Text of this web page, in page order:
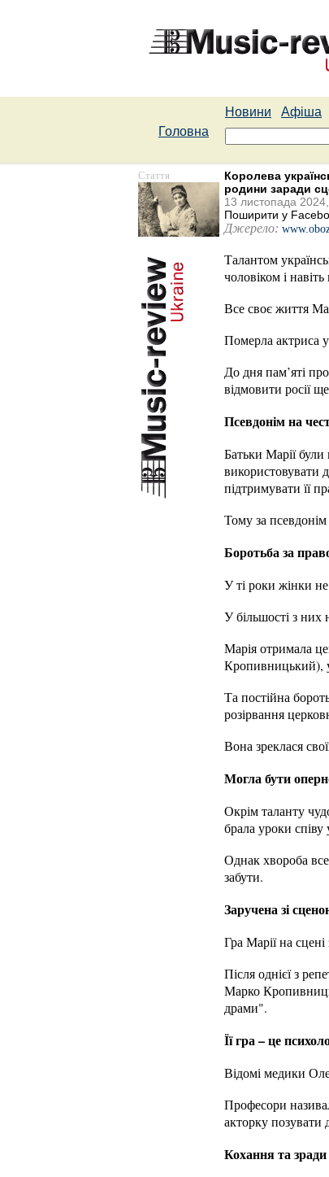
Новини Афіша
Головна
Стаття
Королева
родини заради
13 листопада
Поширити у
Джерело:
Талантом
чоловіком і
Все своє життя
Померла актриса
До дня пам’яті
відмовити росії
Псевдонім на
Батьки Марії
використовувати
підтримувати її
Тому за
Боротьба за
У ті роки жінки
У більшості з них
Марія отримала
Кропивницький),
Та постійна
розірвання
Вона зреклася
Могла бути
Окрім таланту
брала уроки
Однак хвороба
забути.
Заручена зі
Гра Марії на
Після однієї з
Марко
драми".
Її гра – це
Відомі медики
Професори
акторку позувати
Кохання та